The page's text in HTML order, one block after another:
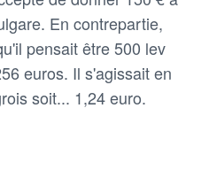
En contrepartie,
pensait être 500 lev
euros. Il s'agissait en
soit... 1,24 euro.